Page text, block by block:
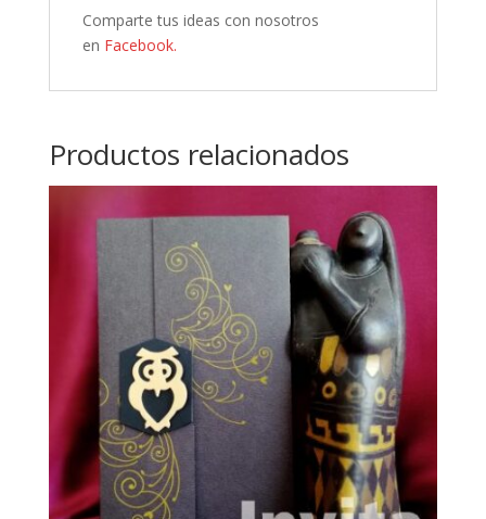
Comparte tus ideas con nosotros
en Facebook.
Productos relacionados